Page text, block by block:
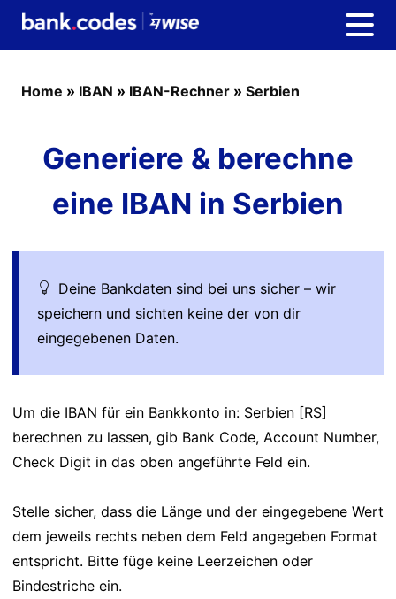
Home » IBAN » IBAN-Rechner » Serbien
Generiere & berechne
eine IBAN in Serbien
Deine Bankdaten sind bei uns sicher – wir
speichern und sichten keine der von dir
eingegebenen Daten.
Um die IBAN für ein Bankkonto in: Serbien [RS]
berechnen zu lassen, gib Bank Code, Account Number,
Check Digit in das oben angeführte Feld ein.
Stelle sicher, dass die Länge und der eingegebene Wert
dem jeweils rechts neben dem Feld angegeben Format
entspricht. Bitte füge keine Leerzeichen oder
Bindestriche ein.